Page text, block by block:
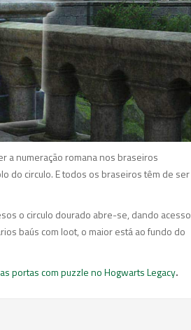
a numeração romana nos braseiros
do circulo. E todos os braseiros têm de ser
o circulo dourado abre-se, dando acesso
baús com loot, o maior está ao fundo do
portas com puzzle no Hogwarts Legacy.